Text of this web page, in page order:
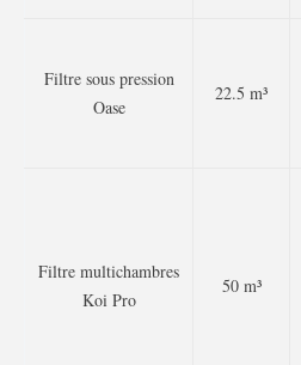
Filtre sous pression
Oase
22.5 m³
Filtre multichambres
Koi Pro
50 m³